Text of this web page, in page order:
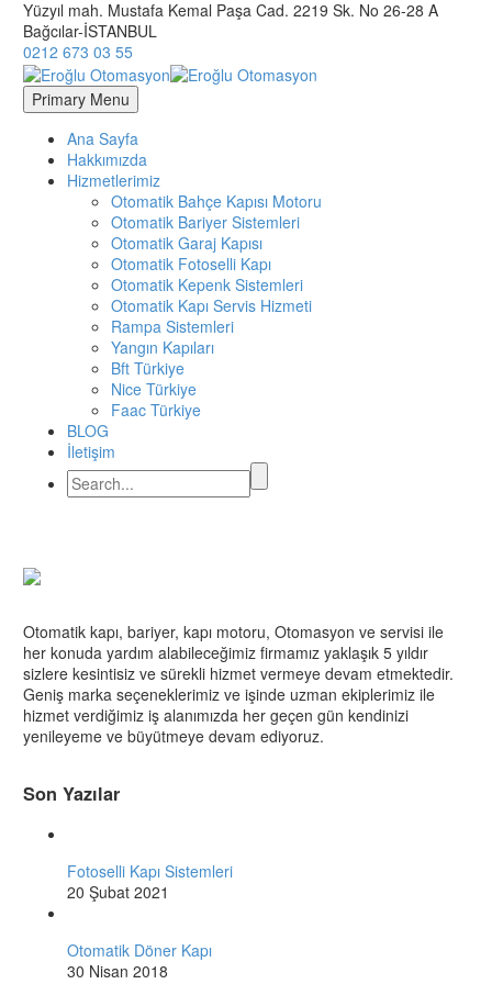
Yüzyıl mah. Mustafa Kemal Paşa Cad. 2219 Sk. No 26-28 A
Bağcılar-İSTANBUL
0212 673 03 55
Primary Menu
Ana Sayfa
Hakkımızda
Hizmetlerimiz
Otomatik Bahçe Kapısı Motoru
Otomatik Bariyer Sistemleri
Otomatik Garaj Kapısı
Otomatik Fotoselli Kapı
Otomatik Kepenk Sistemleri
Otomatik Kapı Servis Hizmeti
Rampa Sistemleri
Yangın Kapıları
Bft Türkiye
Nice Türkiye
Faac Türkiye
BLOG
İletişim
Otomatik kapı, bariyer, kapı motoru, Otomasyon ve servisi ile
her konuda yardım alabileceğimiz firmamız yaklaşık 5 yıldır
sizlere kesintisiz ve sürekli hizmet vermeye devam etmektedir.
Geniş marka seçeneklerimiz ve işinde uzman ekiplerimiz ile
hizmet verdiğimiz iş alanımızda her geçen gün kendinizi
yenileyeme ve büyütmeye devam ediyoruz.
Son Yazılar
Fotoselli Kapı Sistemleri
20 Şubat 2021
Otomatik Döner Kapı
30 Nisan 2018